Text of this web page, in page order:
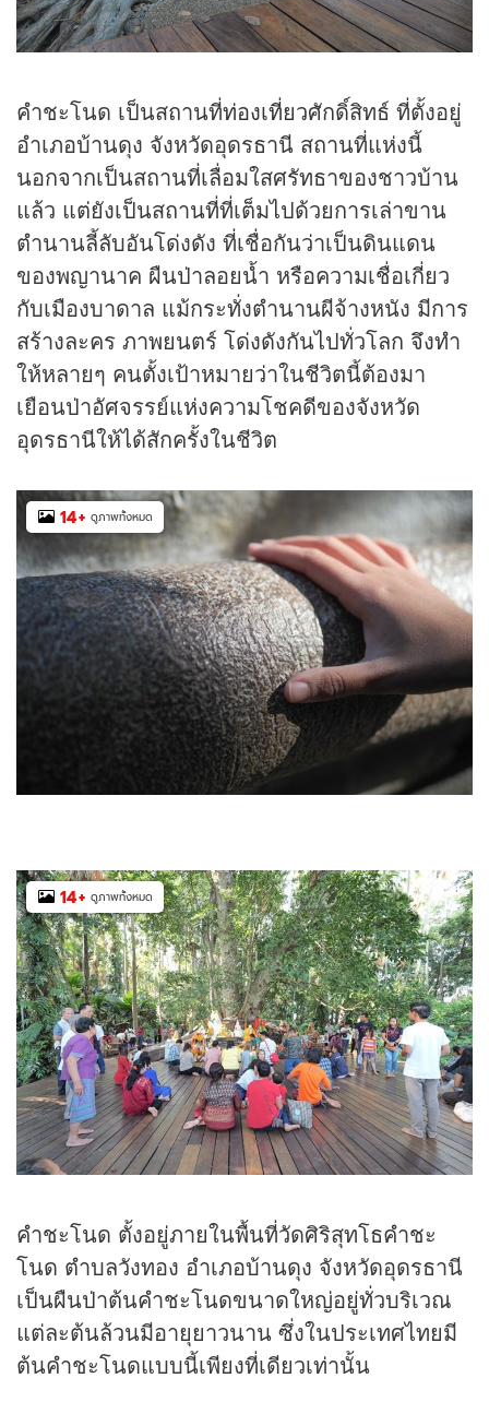
คำชะโนด เป็นสถานที่ท่องเที่ยวศักดิ์สิทธ์ ที่ตั้งอยู่
อำเภอบ้านดุง จังหวัดอุดรธานี สถานที่แห่งนี้
นอกจากเป็นสถานที่เลื่อมใสศรัทธาของชาวบ้าน
แล้ว แต่ยังเป็นสถานที่ที่เต็มไปด้วยการเล่าขาน
ตำนานลี้ลับอันโด่งดัง ที่เชื่อกันว่าเป็นดินแดน
ของพญานาค ผืนป่าลอยน้ำ หรือความเชื่อเกี่ยว
กับเมืองบาดาล แม้กระทั่งตำนานผีจ้างหนัง มีการ
สร้างละคร ภาพยนตร์ โด่งดังกันไปทั่วโลก จึงทำ
ให้หลายๆ คนตั้งเป้าหมายว่าในชีวิตนี้ต้องมา
เยือนป่าอัศจรรย์แห่งความโชคดีของจังหวัด
อุดรธานีให้ได้สักครั้งในชีวิต
14+ ดูภาพทั้งหมด
14+ ดูภาพทั้งหมด
คำชะโนด ตั้งอยู่ภายในพื้นที่วัดศิริสุทโธคำชะ
โนด ตำบลวังทอง อำเภอบ้านดุง จังหวัดอุดรธานี
เป็นผืนป่าต้นคำชะโนดขนาดใหญ่อยู่ทั่วบริเวณ
แต่ละต้นล้วนมีอายุยาวนาน ซึ่งในประเทศไทยมี
ต้นคำชะโนดแบบนี้เพียงที่เดียวเท่านั้น